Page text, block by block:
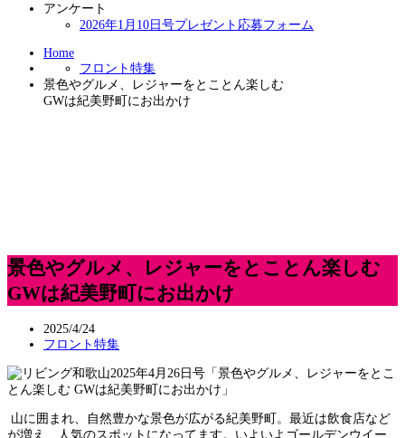
アンケート
2026年1月10日号プレゼント応募フォーム
Home
フロント特集
景色やグルメ、レジャーをとことん楽しむ
GWは紀美野町にお出かけ
景色やグルメ、レジャーをとことん楽しむ
GWは紀美野町にお出かけ
2025/4/24
フロント特集
山に囲まれ、自然豊かな景色が広がる紀美野町。最近は飲食店など
が増え、人気のスポットになってます。いよいよゴールデンウイー